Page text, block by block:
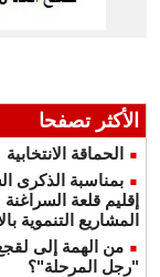
الأكثر تصفحا
الحماقة الانتخابية
بمناسبة الذكرى
إقليم قلعة
المشاريع التنموية
من الهمة إلى
"رجل المرحلة"؟